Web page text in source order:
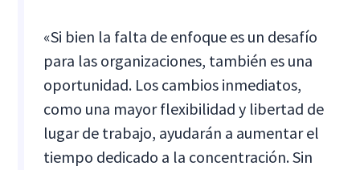
«Si bien la falta de enfoque es un desafío
para las organizaciones, también es una
oportunidad. Los cambios inmediatos,
como una mayor flexibilidad y libertad de
lugar de trabajo, ayudarán a aumentar el
tiempo dedicado a la concentración. Sin